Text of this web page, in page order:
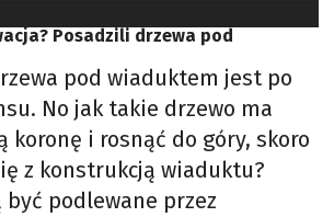
Posadzili drzewa pod
pod wiaduktem jest po
No jak takie drzewo ma
koronę i rosnąć do góry, skoro
z konstrukcją wiaduktu?
być podlewane przez